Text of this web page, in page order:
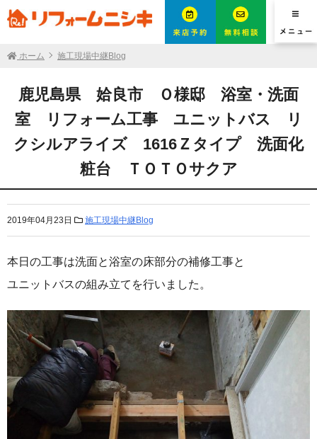
ホーム 施工現場中継Blog
鹿児島県 姶良市 Ｏ様邸 浴室・洗面
室 リフォーム工事 ユニットバス リ
クシルアライズ 1616Ｚタイプ 洗面化
粧台 ＴＯＴＯサクア
2019年04月23日 施工現場中継Blog
本日の工事は洗面と浴室の床部分の補修工事と
ユニットバスの組み立てを行いました。